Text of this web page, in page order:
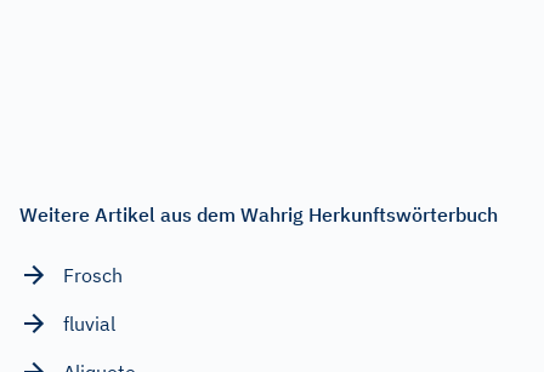
Weitere Artikel aus dem Wahrig Herkunftswörterbuch
Frosch
fluvial